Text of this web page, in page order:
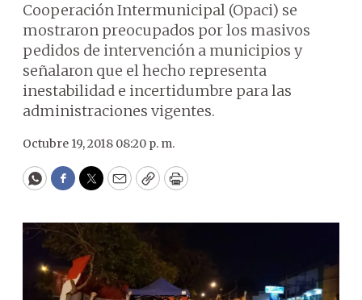
Cooperación Intermunicipal (Opaci) se
mostraron preocupados por los masivos
pedidos de intervención a municipios y
señalaron que el hecho representa
inestabilidad e incertidumbre para las
administraciones vigentes.
Octubre 19, 2018 08:20 p. m.
WhatsApp
Facebook
Twitter
EmailCopyPrint